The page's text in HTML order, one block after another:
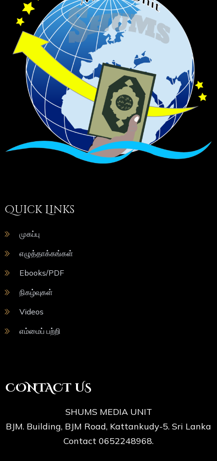
Quick Links
முகப்பு
எழுத்தாக்கங்கள்
Ebooks/PDF
நிகழ்வுகள்
Videos
எம்மைப் பற்றி
CONTACT US
SHUMS MEDIA UNIT
BJM. Building, BJM Road, Kattankudy-5. Sri Lanka
Contact 0652248968.